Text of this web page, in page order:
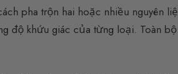
pha trộn hai hoặc nhiều nguyên
độ khứu giác của từng loại. Toàn